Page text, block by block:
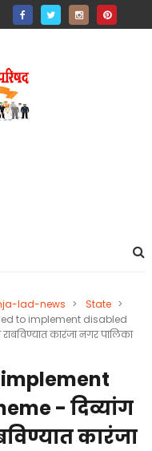
lad-news > State >
to implement disabled
कारंजा नगर पालिका
- दिव्यांग
कारंजा